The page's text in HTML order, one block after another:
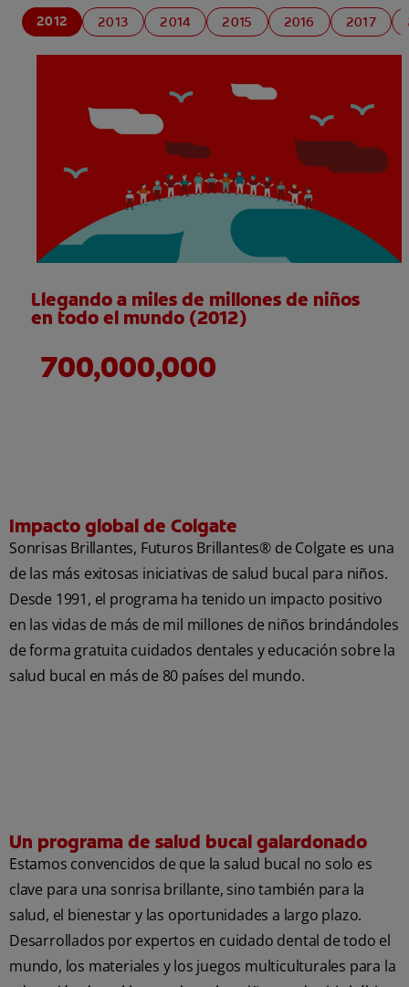
2012 2013 2014 2015 2016 2017
Llegando a miles de millones de niños
en todo el mundo (2012)
700,000,000
Impacto global de Colgate
Sonrisas Brillantes, Futuros Brillantes® de Colgate es una
de las más exitosas iniciativas de salud bucal para niños.
Desde 1991, el programa ha tenido un impacto positivo
en las vidas de más de mil millones de niños brindándoles
de forma gratuita cuidados dentales y educación sobre la
salud bucal en más de 80 países del mundo.
Un programa de salud bucal galardonado
Estamos convencidos de que la salud bucal no solo es
clave para una sonrisa brillante, sino también para la
salud, el bienestar y las oportunidades a largo plazo.
Desarrollados por expertos en cuidado dental de todo el
mundo, los materiales y los juegos multiculturales para la